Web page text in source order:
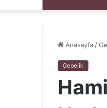
Anasayfa /
Gebelik